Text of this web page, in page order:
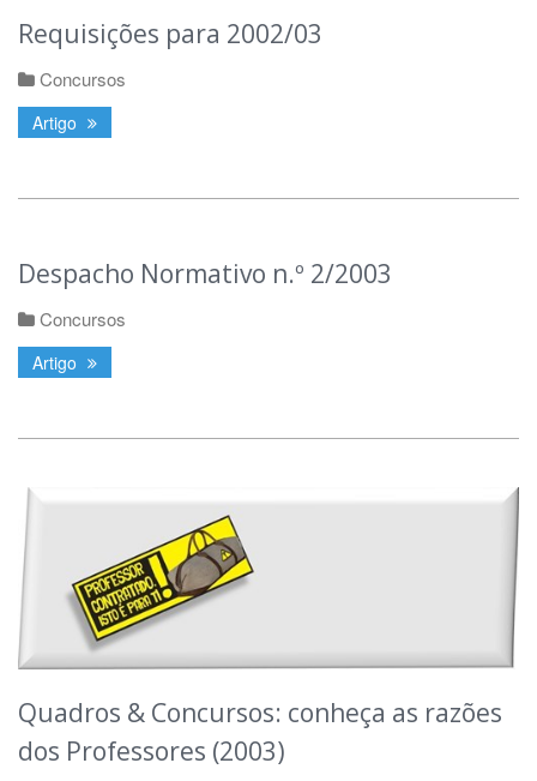
Requisições para 2002/03
Concursos
Artigo
Despacho Normativo n.º 2/2003
Concursos
Artigo
Quadros & Concursos: conheça as razões
dos Professores (2003)